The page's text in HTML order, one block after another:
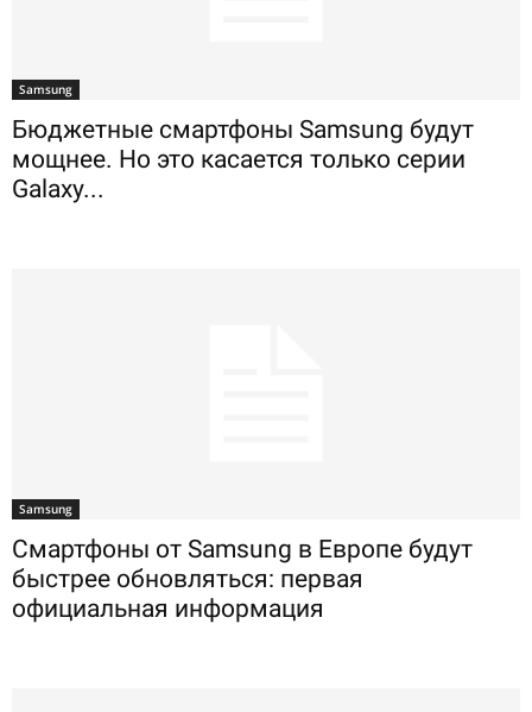
Samsung
Бюджетные смартфоны Samsung будут
мощнее. Но это касается только серии
Galaxy...
Samsung
Смартфоны от Samsung в Европе будут
быстрее обновляться: первая
официальная информация